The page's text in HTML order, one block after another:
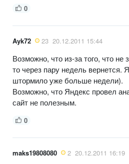
0
Ayk72 23 20.12.2011 15:44
Возможно, что из-за того, что не
то через пару недель вернется.
штормило уже больше недели).
Возможно, что Яндекс провел
сайт не полезным.
0
maks19808080 2 20.12.2011 16:19